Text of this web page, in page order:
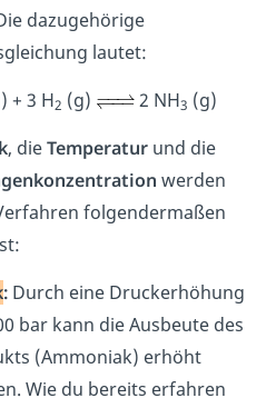
dazugehörige
lautet:
+ 3 H2 (g) 2 NH3 (g)
, dieTemperatur und die
werden
folgendermaßen
: Durch eine Druckerhöhung
bar kann die Ausbeute des
(Ammoniak) erhöht
Wie du bereits erfahren